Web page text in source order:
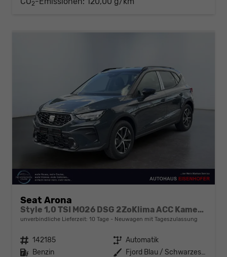
2
Seat Arona
Style 1,0 TSI MO26 DSG 2ZoKlima ACC Kamera Sitzheizung Einparkhilfe Apple Car Play 5J Garantie
unverbindliche Lieferzeit: 10 Tage Neuwagen mit Tageszulassung
Fahrzeugnr. 142185 Getriebe Automatik
Kraftstoff Benzin Außenfarbe
Fjord Blau / Schwarzes Dach